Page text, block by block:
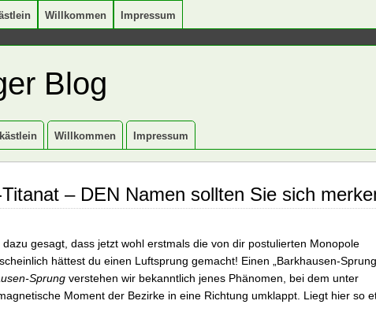
Willkommen Impressum
Blog
Willkommen Impressum
– DEN Namen sollten Sie sich
gesagt, dass jetzt wohl erstmals die von dir postulierten Monopole
hättest du einen Luftsprung gemacht! Einen „Barkhausen-
Sprung verstehen wir bekanntlich jenes Phänomen, bei dem unter
Moment der Bezirke in eine Richtung umklappt. Liegt hier so